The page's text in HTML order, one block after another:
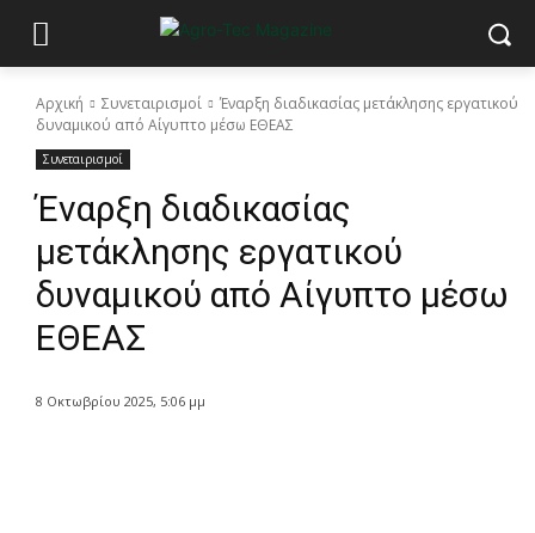
Αρχική Συνεταιρισμοί
Έναρξη διαδικασίας μετάκλησης εργατικού
δυναμικού από Αίγυπτο μέσω ΕΘΕΑΣ
Συνεταιρισμοί
Έναρξη διαδικασίας
μετάκλησης εργατικού
δυναμικού από Αίγυπτο μέσω
ΕΘΕΑΣ
8 Οκτωβρίου 2025, 5:06 μμ